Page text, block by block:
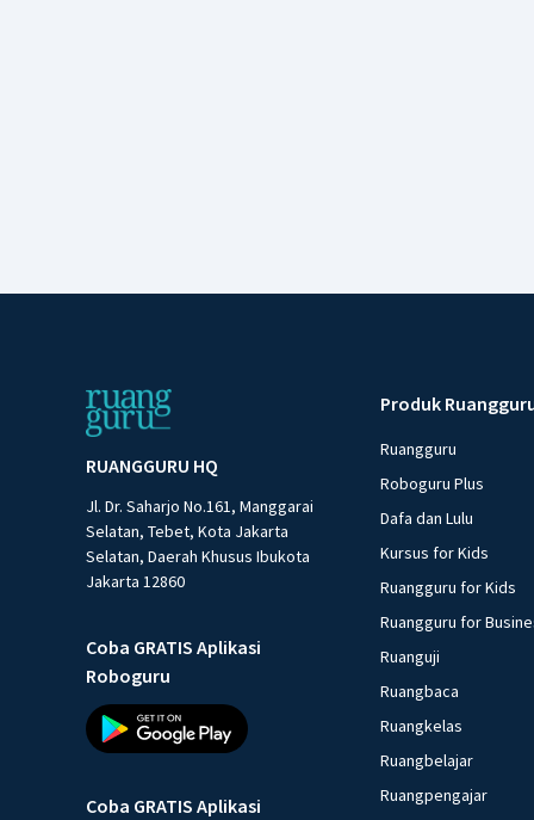
RUANGGURU HQ
Jl. Dr. Saharjo No.161, Manggarai
Selatan, Tebet, Kota Jakarta
Selatan, Daerah Khusus Ibukota
Jakarta 12860
Coba GRATIS Aplikasi
Roboguru
Coba GRATIS Aplikasi
Produk
Ruangguru
Roboguru Plus
Dafa dan Lulu
Kursus for Kids
Ruangguru for Kids
Ruangguru for
Ruanguji
Ruangbaca
Ruangkelas
Ruangbelajar
Ruangpengajar